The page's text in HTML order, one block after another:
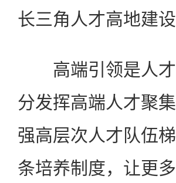
长三角人才高地建
高端引领是人才
分发挥高端人才聚
强高层次人才队伍
条培养制度，让更